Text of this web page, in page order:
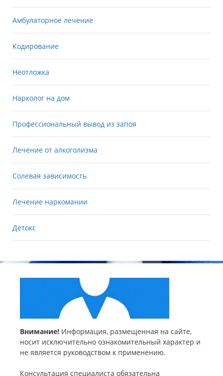
Амбулаторное лечение
Кодирование
Неотложка
Нарколог на дом
Профессиональный вывод из запоя
Лечение от алкоголизма
Солевая зависимость
Лечение наркомании
Детокс
Внимание! Информация, размещенная на сайте,
носит исключительно ознакомительный характер и
не является руководством к применению.
Консультация специалиста обязательна